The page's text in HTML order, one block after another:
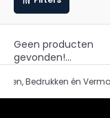
Geen producten
gevonden!...
én Vermaken